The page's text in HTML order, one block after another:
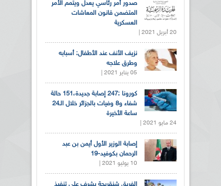
صدور أمر رئاسي يعدل ويتمم الأمر
المتضمن قانون المعاشات
العسكرية
20 أبريل 2021 |
نزيف الأنف عند الأطفال: أسبابه
وطرق علاجه
05 يناير 2021 |
كورونا :247 إصابة جديدة،151 حالة
شفاء و8 وفيات بالجزائر خلال الـ24
ساعة الأخيرة
24 مايو 2021 |
إصابة الوزير الأول أيمن بن عبد
الرحمان بكوفيد-19
10 يوليو 2021 |
الفريق شنقريحة يشرف على تنفيذ